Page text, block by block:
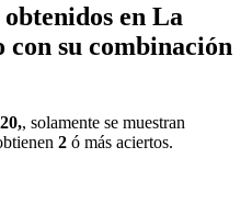
en La
su combinación
, solamente se muestran
2 ó más aciertos.